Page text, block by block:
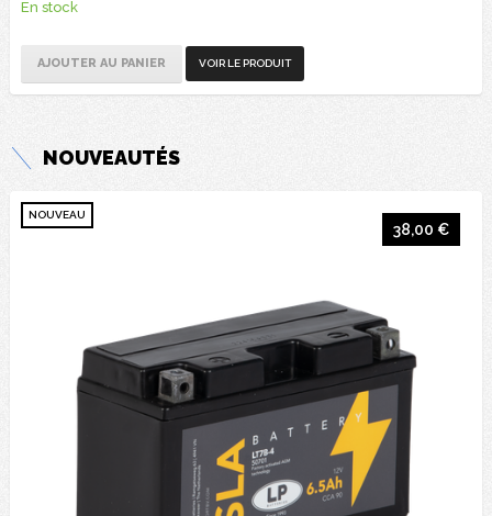
En stock
AJOUTER AU PANIER VOIR LE PRODUIT
NOUVEAUTÉS
NOUVEAU
38,00 €